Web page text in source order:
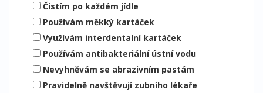
Čistím po každém jídle
Používám měkký kartáček
Využívám interdentalní kartáček
Používám antibakteriální ústní vodu
Nevyhněvám se abrazivním pastám
Pravidelně navštěvují zubního lékaře